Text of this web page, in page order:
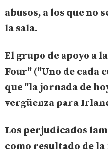
abusos, a los que no
la sala.
El grupo de apoyo a
Four" ("Uno de cada
que "la jornada de
vergüenza para
Los perjudicados
como resultado de